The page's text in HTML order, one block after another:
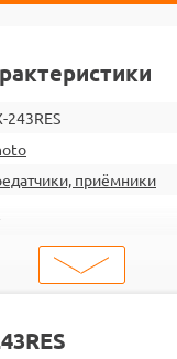
243RES
приёмники